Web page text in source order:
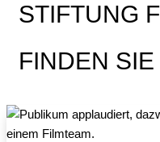
STIFTUNG
FINDEN